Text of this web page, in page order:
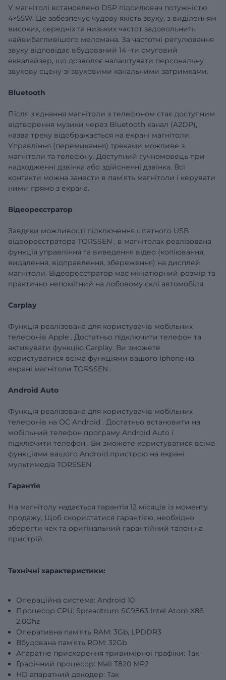
У магнітолі встановлено DSP підсилювач потужністю
4×55W. Це забезпечує чудову якість звуку, з виділенням
високих, середніх та низьких частот задовольнить
найвибагливішого меломана. За частотні регулювання
звуку відповідає вбудований 14 -ти смуговий
еквалайзер, що дозволяє налаштувати персональну
звукову сцену зі звуковими канальними затримками.
Bluetooth
Після з'єднання магнітоли з телефоном стає доступним
відтворення музики через Bluetooth канал (A2DP),
назва треку відображається на екрані магнітоли.
Управління (перемикання) треками можливе з
магнітоли та телефону. Доступний гучномовець при
надходженні дзвінка або здійсненні дзвінка. Всі
контакти можна занести в пам'ять магнітоли і керувати
ними прямо з екрана.
Відеореєстратор
Завдяки можливості підключення штатного USB
відеореєстратора TORSSEN , в магнітолах реалізована
функція управління та виведення відео (копіювання,
видалення, відправлення, збереження) на дисплей
магнітоли. Відеореєстратор має мініатюрний розмір та
практично непомітний на лобовому склі автомобіля.
Carplay
Функція реалізована для користувачів мобільних
телефонів Apple . Достатньо підключити телефон та
активувати функцію Carplay. Ви зможете
користуватися всіма функціями вашого Iphone на
екрані магнітоли TORSSEN .
Android Auto
Функція реалізована для користувачів мобільних
телефонів на ОС Android . Достатньо встановити на
мобільний телефон програму Android Auto і
підключити телефон . Ви зможете користуватися всіма
функціями вашого Android пристрою на екрані
мультимедіа TORSSEN .
Гарантія
На магнітолу надається гарантія 12 місяців із моменту
продажу. Щоб скористатися гарантією, необхідно
зберегти чек та оригінальний гарантійний талон на
пристрій.
Технічні характеристики:
Операційна система: Android 10
Процесор CPU: Spreadtrum SC9863 Intel Atom X86
2.0Ghz
Оперативна пам'ять RAM: 3Gb, LPDDR3
Вбудована пам'ять ROM: 32Gb
Апаратне прискорення тривимірної графіки: Так
Графічний процесор: Mali T820 MP2
HD апаратний декодер: Так